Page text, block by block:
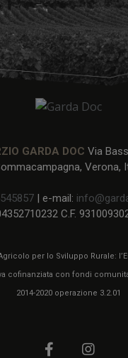
GARDA DOC Via
Verona,
| e-mail:
C.F.
per lo Sviluppo Rurale:
cofinanziata con fondi
2014-2020 operazione 3.2.01